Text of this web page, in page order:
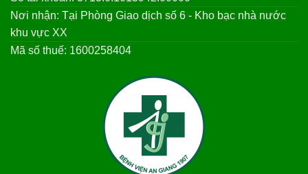
Nơi nhận: Tại Phòng Giao dịch số 6 - Kho bạc nhà nước
khu vực XX
Mã số thuế: 1600258404